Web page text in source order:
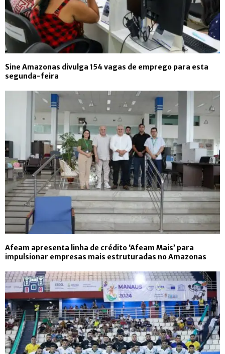
Sine Amazonas divulga 154 vagas de emprego para esta
segunda-feira
Afeam apresenta linha de crédito ‘Afeam Mais’ para
impulsionar empresas mais estruturadas no Amazonas